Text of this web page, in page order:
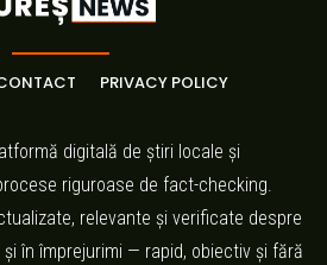
PRIVACY POLICY
digitală de știri locale și
riguroase de fact-checking.
relevante și verificate despre
în împrejurimi — rapid, obiectiv și fără